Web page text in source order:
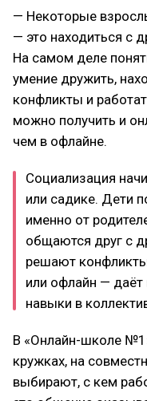
— Некоторые
— это находиться с
На самом деле
умение дружить,
конфликты и
можно получить и
чем в офлайне.
Социализация
или садике. Дети
именно от
общаются друг с
решают
или офлайн —
навыки в
В «Онлайн-школе
кружках, на
выбирают, с кем